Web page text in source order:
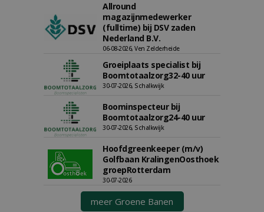
Allround
magazijnmedewerker
(fulltime) bij DSV zaden
Nederland B.V.
06-08-2026, Ven Zelderheide
Groeiplaats specialist bij
Boomtotaalzorg32-40 uur
30-07-2026, Schalkwijk
Boominspecteur bij
Boomtotaalzorg24-40 uur
30-07-2026, Schalkwijk
Hoofdgreenkeeper (m/v)
Golfbaan KralingenOosthoek
groepRotterdam
30-07-2026
meer Groene Banen